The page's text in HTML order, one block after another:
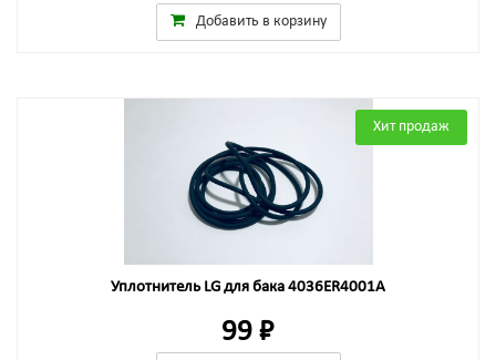
Добавить в корзину
Хит продаж
Уплотнитель LG для бака 4036ER4001A
99 ₽